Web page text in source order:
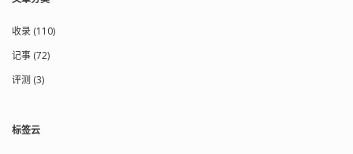
收录 (110)
记事 (72)
评测 (3)
标签云